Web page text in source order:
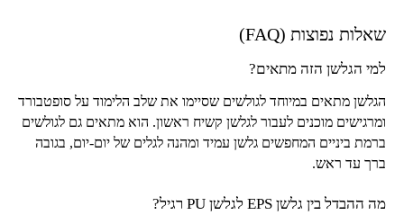
שאלות נפוצות (FAQ
)
למי הגלשן הזה מתאים?
הגלשן מתאים במיוחד לגולשים שסיימו את שלב הלימוד על סופטבורד
ומרגישים מוכנים לעבור לגלשן קשיח ראשון. הוא מתאים גם לגולשים
ברמת ביניים המחפשים גלשן עמיד ומהנה לגלים של יום-יום, בגובה
ברך עד ראש.
מה ההבדל בין גלשן EPSלגלשן PUרגיל?